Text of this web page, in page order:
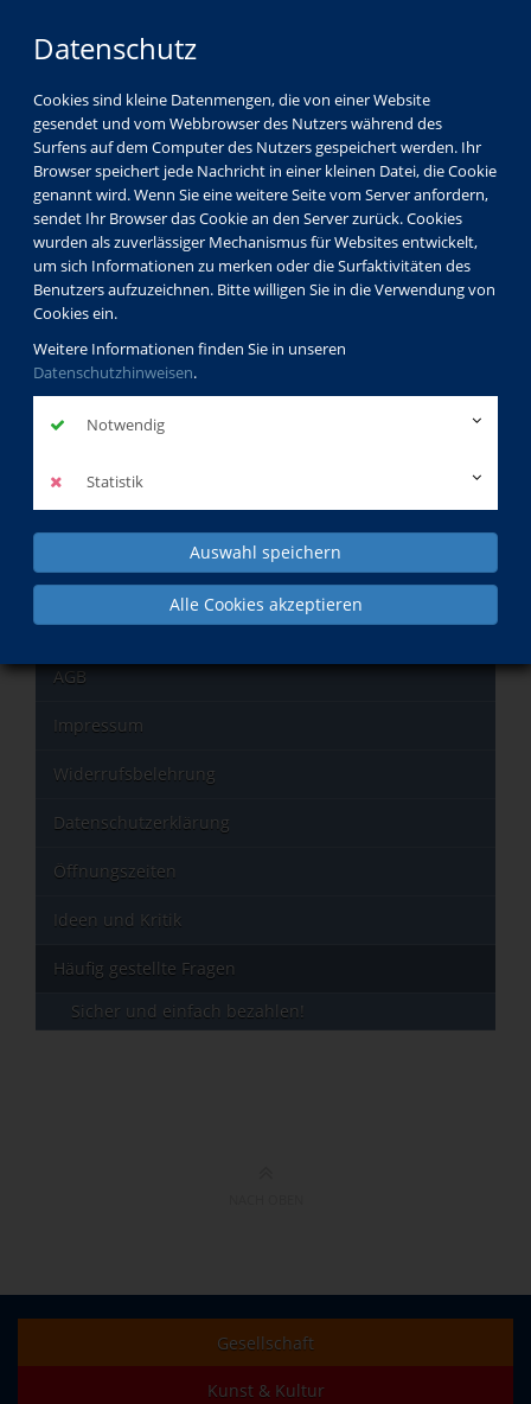
Datenschutz
Cookies sind kleine Datenmengen, die von einer Website
gesendet und vom Webbrowser des Nutzers während des
Surfens auf dem Computer des Nutzers gespeichert werden. Ihr
Browser speichert jede Nachricht in einer kleinen Datei, die Cookie
genannt wird. Wenn Sie eine weitere Seite vom Server anfordern,
sendet Ihr Browser das Cookie an den Server zurück. Cookies
wurden als zuverlässiger Mechanismus für Websites entwickelt,
um sich Informationen zu merken oder die Surfaktivitäten des
Benutzers aufzuzeichnen. Bitte willigen Sie in die Verwendung von
Cookies ein.
Weitere Informationen finden Sie in unseren
Datenschutzhinweisen.
Notwendig
Statistik
Auswahl speichern
Alle Cookies akzeptieren
Kontakt Häufig gestellte Fragen
Haben Sie noch weitere
Fragen?
Schauen Sie doch noch in unsere
GeschäftsbedingungenoderkontaktierenSie uns. Wir helfen
Ihnen gerne weiter.
Kontakt
Kontaktformular
AGB
Impressum
Widerrufsbelehrung
Datenschutzerklärung
Öffnungszeiten
Ideen und Kritik
Häufig gestellte Fragen
Sicher und einfach bezahlen!
Gesellschaft
Kunst & Kultur